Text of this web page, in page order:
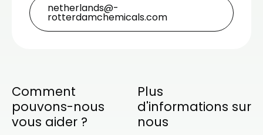
netherlands@­
rotterdamchemicals.com
Comment
pouvons-nous
vous aider ?
Plus
d'informations sur
nous